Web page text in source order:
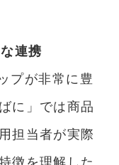
連携
プが非常に豊
に」では商品
担当者が実際
徴を理解した